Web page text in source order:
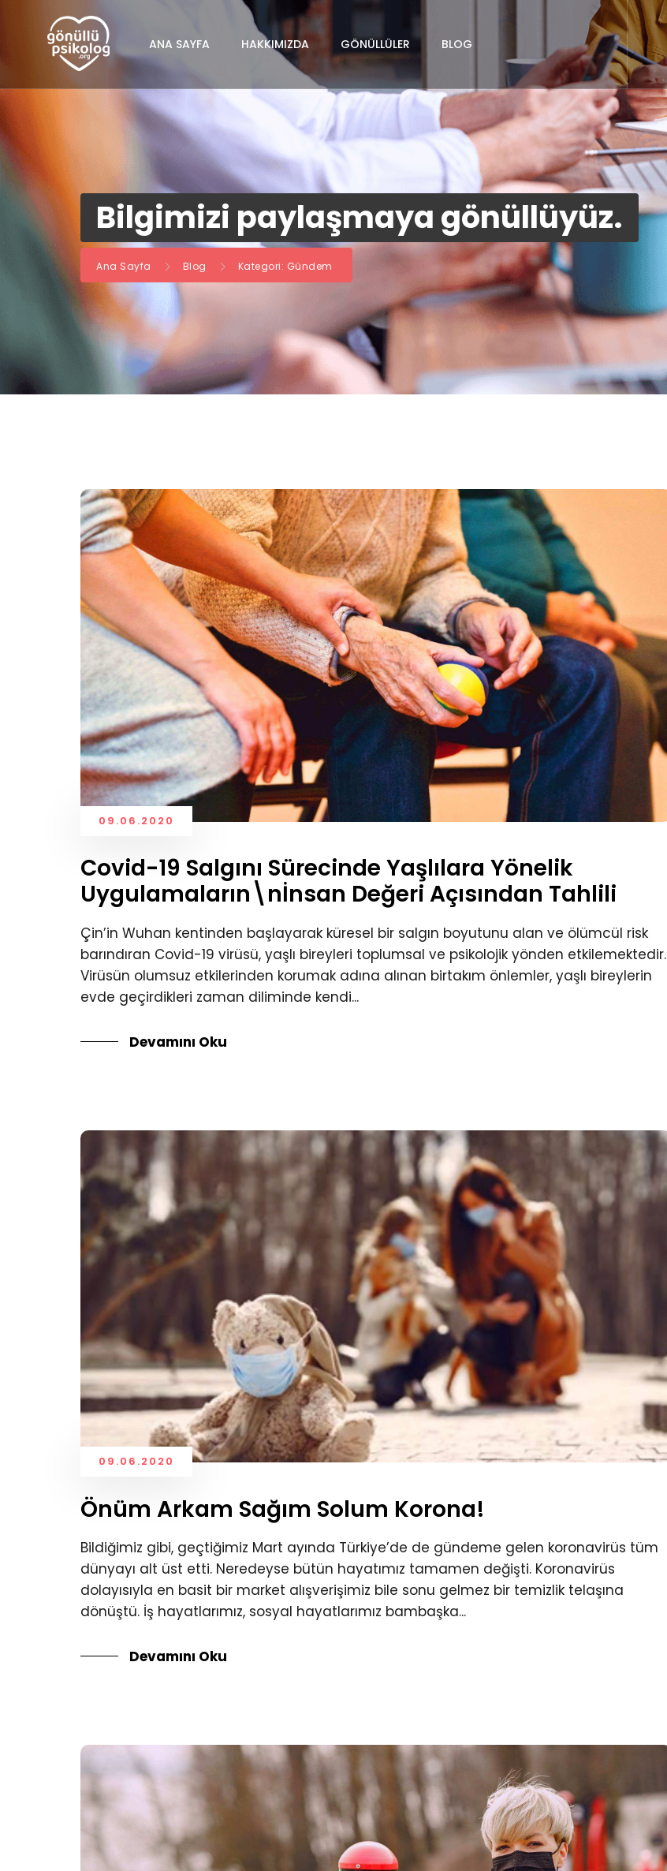
ANA SAYFA HAKKIMIZDA GÖNÜLLÜLER BLOG
Bilgimizi paylaşmaya gönüllüyüz.
Ana Sayfa Blog Kategori: Gündem
09.06.2020
Covid-19 Salgını Sürecinde Yaşlılara Yönelik
Uygulamaların\nİnsan Değeri Açısından Tahlili
Çin’in Wuhan kentinden başlayarak küresel bir salgın boyutunu alan ve ölümcül risk
barındıran Covid-19 virüsü, yaşlı bireyleri toplumsal ve psikolojik yönden etkilemektedir.
Virüsün olumsuz etkilerinden korumak adına alınan birtakım önlemler, yaşlı bireylerin
evde geçirdikleri zaman diliminde kendi...
Devamını Oku
09.06.2020
Önüm Arkam Sağım Solum Korona!
Bildiğimiz gibi, geçtiğimiz Mart ayında Türkiye’de de gündeme gelen koronavirüs tüm
dünyayı alt üst etti. Neredeyse bütün hayatımız tamamen değişti. Koronavirüs
dolayısıyla en basit bir market alışverişimiz bile sonu gelmez bir temizlik telaşına
dönüştü. İş hayatlarımız, sosyal hayatlarımız bambaşka...
Devamını Oku